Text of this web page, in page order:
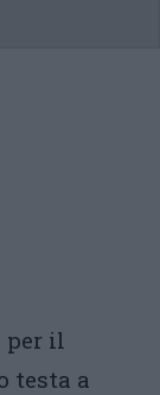
per il
testa a